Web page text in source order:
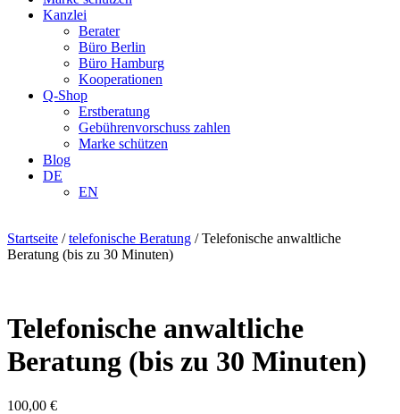
Kanzlei
Berater
Büro Berlin
Büro Hamburg
Kooperationen
Q-Shop
Erstberatung
Gebührenvorschuss zahlen
Marke schützen
Blog
DE
EN
Startseite /telefonische Beratung / Telefonische anwaltliche
Beratung (bis zu 30 Minuten)
Telefonische anwaltliche
Beratung (bis zu 30 Minuten)
100,00 €